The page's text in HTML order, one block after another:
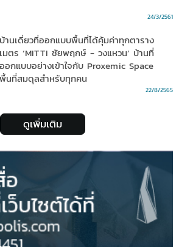
24/3/2561
บ้านเดี่ยวที่ออกแบบพื้นที่ได้คุ้มค่าทุกตาราง
เมตร ‘MITTI ชัยพฤกษ์ - วงแหวน’ บ้านที่
ออกแบบอย่างเข้าใจกับ Proxemic Space
พื้นที่สมดุลสำหรับทุกคน
22/8/2565
ดูเพิ่มเติม